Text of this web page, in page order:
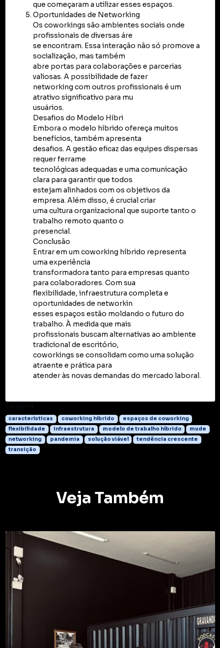
que começaram a utilizar esses espaços.
Oportunidades de Networking
Os coworkings são ambientes sociais onde
profissionais de diversas áre
se encontram. Essa interação não só promove a
socialização, mas também
abre portas para colaborações e parcerias
valiosas. A possibilidade de fazer
networking com outros profissionais é um
atrativo significativo para mu
usuários.
Desafios do Modelo Híbri
Embora o modelo híbrido ofereça muitos
benefícios, também apresenta
desafios. A gestão eficaz das equipes dispersas
requer ferrame
tecnológicas adequadas e uma comunicação
clara para garantir que todos
estejam alinhados com os objetivos da
empresa. Além disso, é crucial criar
uma cultura organizacional que suporte tanto o
trabalho remoto quanto o
presencial.
Conclusão
Entrar em um coworking híbrido representa
uma experiência
transformadora tanto para empresas quanto
para colaboradores. Com sua
flexibilidade, infraestrutura completa e
oportunidades de networkin
esses espaços estão moldando o futuro do
trabalho. À medida que mais
profissionais buscam alternativas ao ambiente
tradicional de escritório,
coworkings se consolidam como uma solução
atraente e prática para
atender às novas demandas do mercado laboral.
características coworking híbrido
espaços de coworking
flexibilidade
infraestrutura modelo de trabalho híbrido
mude
networking
pandemia solução viável
tendência crescente
transição
Veja Também